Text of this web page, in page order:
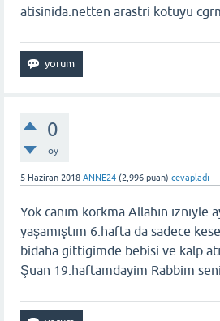
atisinida.netten arastri kotuyu
0
oy
5 Haziran 2018 ANNE24 (2,996 puan) cevapladı
Yok canım korkma Allahın izniyle
yaşamıştım 6.hafta da sadece
bidaha gittigimde bebisi ve kalp
Şuan 19.haftamdayim Rabbim